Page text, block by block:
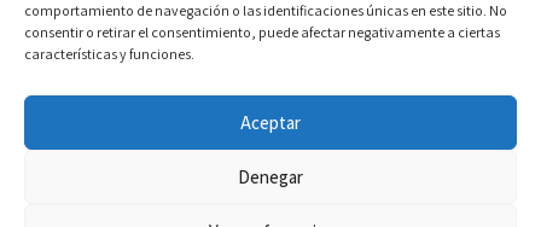
comportamiento de navegación o las identificaciones únicas en este sitio. No
consentir o retirar el consentimiento, puede afectar negativamente a ciertas
características y funciones.
Aceptar
Denegar
Aviso legal y política de privacidad
Transparencia
Cookies
Sitemap
Desarrollo web y motor de reservas